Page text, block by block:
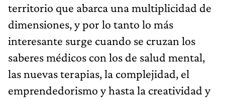
territorio que abarca una multiplicidad de
dimensiones, y por lo tanto lo más
interesante surge cuando se cruzan los
saberes médicos con los de salud mental,
las nuevas terapias, la complejidad, el
emprendedorismo y hasta la creatividad y